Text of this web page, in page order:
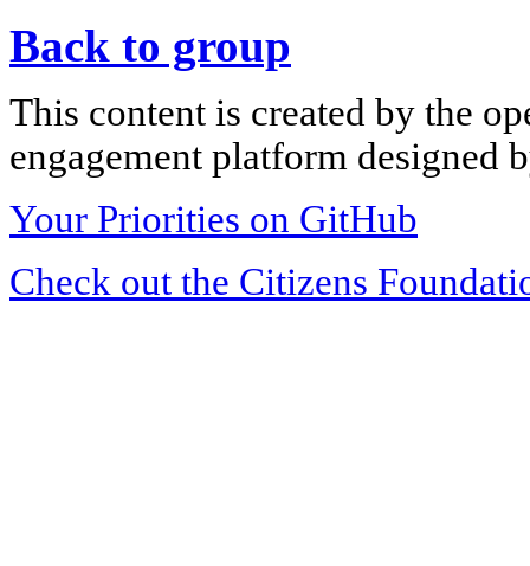
Back to group
This content is created by the
engagement platform designed
Your Priorities on GitHub
Check out the Citizens